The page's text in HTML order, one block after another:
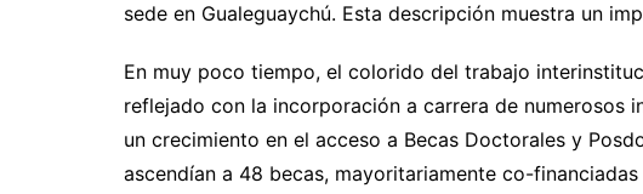
sede en Gualeguaychú. Esta descripción muestra un
En muy poco tiempo, el colorido del trabajo
reflejado con la incorporación a carrera de numerosos
un crecimiento en el acceso a Becas Doctorales y
ascendían a 48 becas, mayoritariamente co-